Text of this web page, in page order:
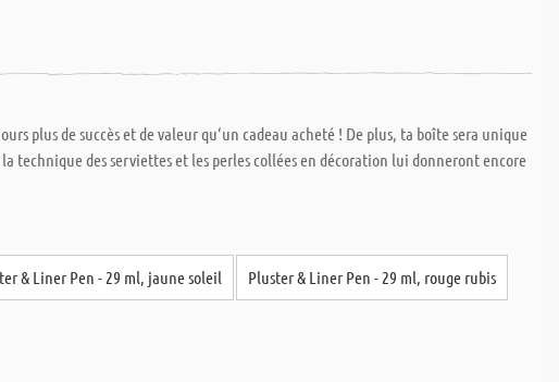
plus de succès et de valeur qu‘un cadeau acheté ! De plus, ta boîte sera unique
technique des serviettes et les perles collées en décoration lui donneront encore
& Liner Pen - 29 ml, jaune soleil Pluster & Liner Pen - 29 ml, rouge rubis